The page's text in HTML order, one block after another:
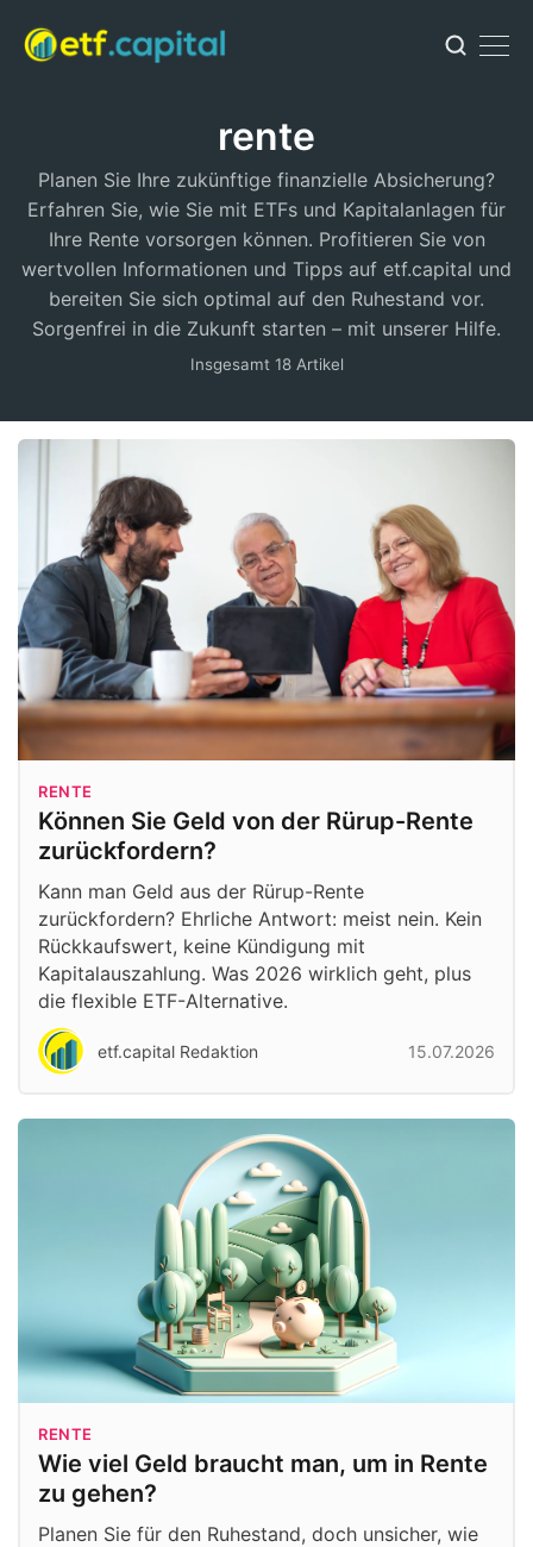
rente
Planen Sie Ihre zukünftige finanzielle Absicherung?
Erfahren Sie, wie Sie mit ETFs und Kapitalanlagen für
Ihre Rente vorsorgen können. Profitieren Sie von
wertvollen Informationen und Tipps auf etf.capital und
bereiten Sie sich optimal auf den Ruhestand vor.
Sorgenfrei in die Zukunft starten – mit unserer Hilfe.
Insgesamt 18 Artikel
RENTE
Können Sie Geld von der Rürup-Rente
zurückfordern?
Kann man Geld aus der Rürup-Rente
zurückfordern? Ehrliche Antwort: meist nein. Kein
Rückkaufswert, keine Kündigung mit
Kapitalauszahlung. Was 2026 wirklich geht, plus
die flexible ETF-Alternative.
etf.capital Redaktion 15.07.2026
RENTE
Wie viel Geld braucht man, um in Rente
zu gehen?
Planen Sie für den Ruhestand, doch unsicher, wie